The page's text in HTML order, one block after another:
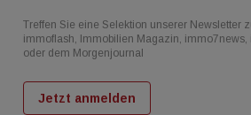
Treffen Sie eine Selektion unserer Newsletter
immoflash, Immobilien Magazin,
oder dem Morgenjournal
Jetzt anmelden